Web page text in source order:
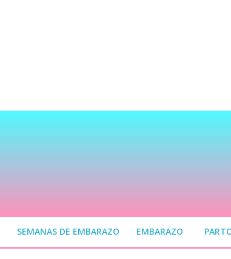
SEMANAS DE EMBARAZO EMBARAZO